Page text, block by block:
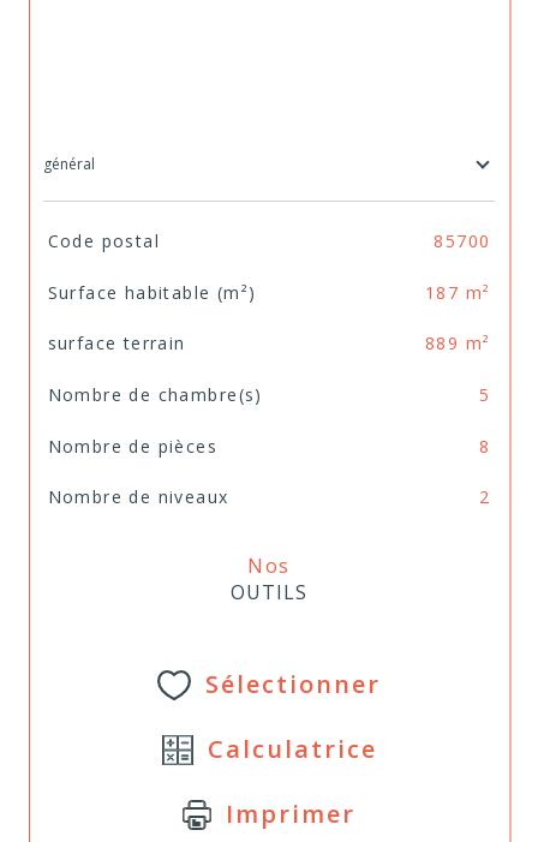
général
TRAD_SIROCCO_Caracteristique
Code postal 85700
Surface habitable (m²) 187 m²
surface terrain 889 m²
Nombre de chambre(s) 5
Nombre de pièces 8
Nombre de niveaux 2
Nos
OUTILS
Sélectionner
Calculatrice
Imprimer